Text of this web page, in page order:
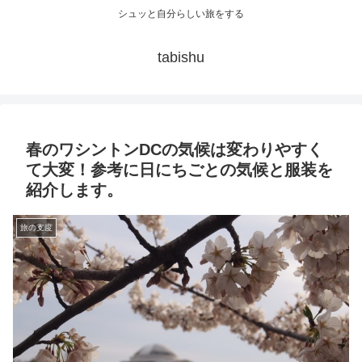
シュッと自分らしい旅をする
tabishu
春のワシントンDCの気候は変わりやすく
て大変！参考に日にちごとの気候と服装を
紹介します。
旅の支度